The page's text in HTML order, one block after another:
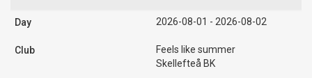
2026-08-01 - 2026-08-02
Feels like summer
Skellefteå BK